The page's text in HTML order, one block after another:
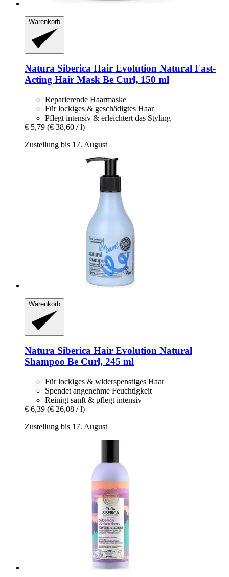
Warenkorb
Natura Siberica Hair Evolution Natural Fast-​
Acting Hair Mask Be Curl, 150 ml
Reparierende Haarmaske
Für lockiges & geschädigtes Haar
Pflegt intensiv & erleichtert das Styling
€ 5,79 (€ 38,60 / l)
Zustellung bis 17. August
Warenkorb
Natura Siberica Hair Evolution Natural
Shampoo Be Curl, 245 ml
Für lockiges & widerspenstiges Haar
Spendet angenehme Feuchtigkeit
Reinigt sanft & pflegt intensiv
€ 6,39 (€ 26,08 / l)
Zustellung bis 17. August